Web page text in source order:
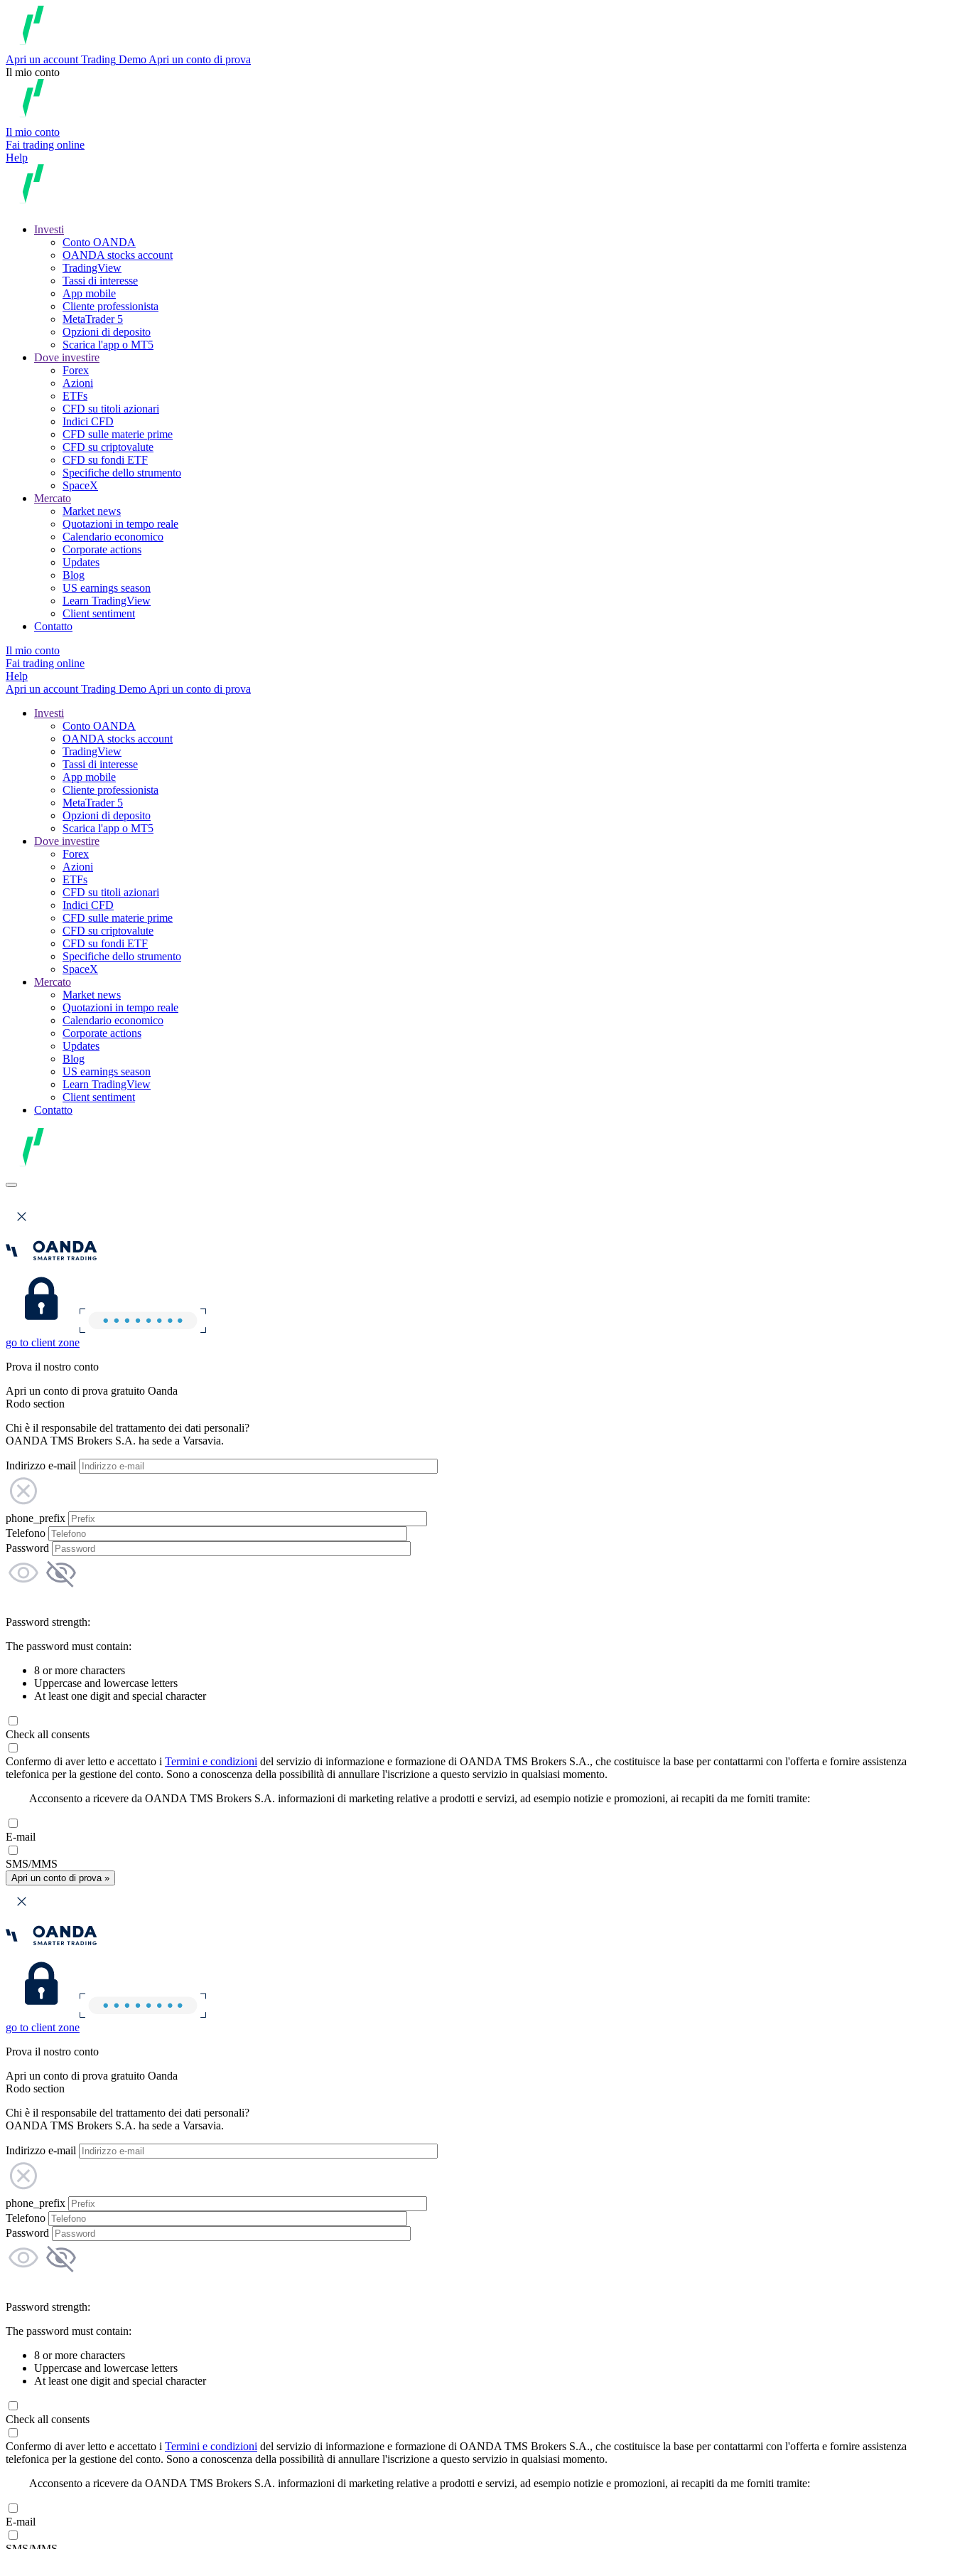
Apri un account Trading Demo Apri un conto di prova
Il mio conto
Il mio conto
Fai trading online
Help
Investi
Conto OANDA
OANDA stocks account
TradingView
Tassi di interesse
App mobile
Cliente professionista
MetaTrader 5
Opzioni di deposito
Scarica l'app o MT5
Dove investire
Forex
Azioni
ETFs
CFD su titoli azionari
Indici CFD
CFD sulle materie prime
CFD su criptovalute
CFD su fondi ETF
Specifiche dello strumento
SpaceX
Mercato
Market news
Quotazioni in tempo reale
Calendario economico
Corporate actions
Updates
Blog
US earnings season
Learn TradingView
Client sentiment
Contatto
Il mio conto
Fai trading online
Help
Apri un account Trading Demo Apri un conto di prova
Investi
Conto OANDA
OANDA stocks account
TradingView
Tassi di interesse
App mobile
Cliente professionista
MetaTrader 5
Opzioni di deposito
Scarica l'app o MT5
Dove investire
Forex
Azioni
ETFs
CFD su titoli azionari
Indici CFD
CFD sulle materie prime
CFD su criptovalute
CFD su fondi ETF
Specifiche dello strumento
SpaceX
Mercato
Market news
Quotazioni in tempo reale
Calendario economico
Corporate actions
Updates
Blog
US earnings season
Learn TradingView
Client sentiment
Contatto
go to client zone
Prova il nostro conto
Apri un conto di prova gratuito Oanda
Rodo section
Chi è il responsabile del trattamento dei dati personali?
OANDA TMS Brokers S.A. ha sede a Varsavia.
Indirizzo e-mail
phone_prefix
Telefono
Password
Password strength:
The password must contain:
8 or more characters
Uppercase and lowercase letters
At least one digit and special character
Check all consents
Confermo di aver letto e accettato i Termini e condizioni del servizio di informazione e formazione di OANDA TMS Brokers S.A., che costituisce la base per contattarmi con l'offerta e fornire assistenza
telefonica per la gestione del conto. Sono a conoscenza della possibilità di annullare l'iscrizione a questo servizio in qualsiasi momento.
Acconsento a ricevere da OANDA TMS Brokers S.A. informazioni di marketing relative a prodotti e servizi, ad esempio notizie e promozioni, ai recapiti da me forniti tramite:
E-mail
SMS/MMS
Apri un conto di prova »
go to client zone
Prova il nostro conto
Apri un conto di prova gratuito Oanda
Rodo section
Chi è il responsabile del trattamento dei dati personali?
OANDA TMS Brokers S.A. ha sede a Varsavia.
Indirizzo e-mail
phone_prefix
Telefono
Password
Password strength:
The password must contain:
8 or more characters
Uppercase and lowercase letters
At least one digit and special character
Check all consents
Confermo di aver letto e accettato i Termini e condizioni del servizio di informazione e formazione di OANDA TMS Brokers S.A., che costituisce la base per contattarmi con l'offerta e fornire assistenza
telefonica per la gestione del conto. Sono a conoscenza della possibilità di annullare l'iscrizione a questo servizio in qualsiasi momento.
Acconsento a ricevere da OANDA TMS Brokers S.A. informazioni di marketing relative a prodotti e servizi, ad esempio notizie e promozioni, ai recapiti da me forniti tramite:
E-mail